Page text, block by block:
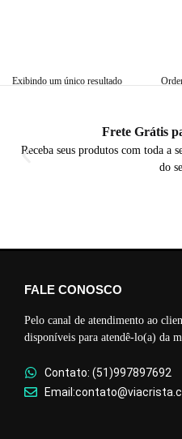
Exibindo um único resultado
Frete Grátis
Receba seus produtos com toda a
do
FALE CONOSCO
Pelo canal de atendimento ao
disponíveis para atendê-lo(a) da
Contato: (51)997897692